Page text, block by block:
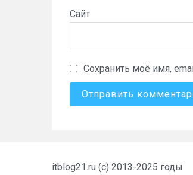
Сайт
Сохранить моё имя,
itblog21.ru (c) 2013-2025 годы